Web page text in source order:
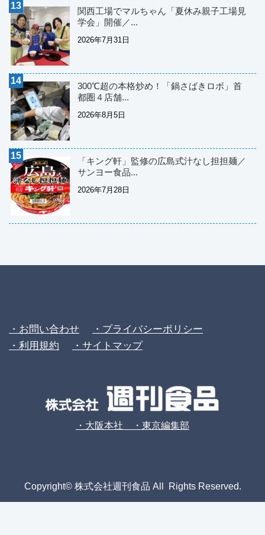
関西工場でマルちゃん「夏休み親子工場見
学会」開催／...
2026年7月31日
300℃超の本格炒め！「鍋さばきロボ」首
都圏４店舗...
2026年8月5日
「キング軒」監修の広島式汁なし担担麺／
サンヨー食品...
2026年7月28日
・お問い合わせ
・プライバシーポリシー
・利用規約
・サイトマップ
・大阪本社 ・東京編集部
Copyright© 株式会社週刊食品 All Rights Reserved.